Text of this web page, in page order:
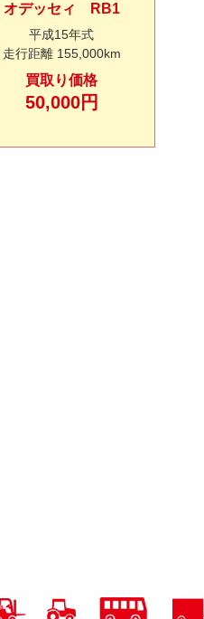
オデッセィ RB1
平成15年式
走行距離 155,000km
買取り価格
50,000円